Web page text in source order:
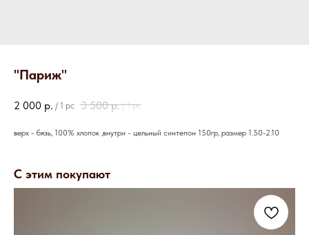
"Париж"
2 000 р. / 1 pc 3 500 р. / 1 pc
верх - бязь, 100% хлопок ,внутри - цельный синтепон 150гр, размер 1.50-2.10
С этим покупают